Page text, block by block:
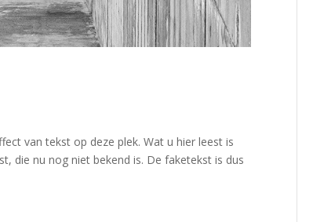
van tekst op deze plek. Wat u hier leest is
die nu nog niet bekend is. De faketekst is dus